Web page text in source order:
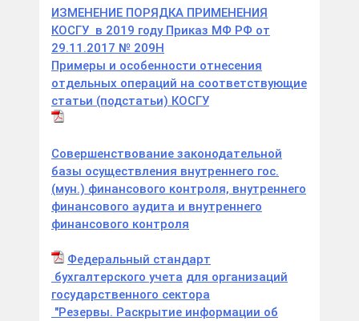
ИЗМЕНЕНИЕ ПОРЯДКА ПРИМЕНЕНИЯ
КОСГУ в 2019 году Приказ МФ РФ от
29.11.2017 № 209Н
Примеры и особенности отнесения
отдельных операций на соответствующие
статьи (подстатьи) КОСГУ
Совершенствование законодательной
базы осуществления внутреннего гос.
(мун.) финансового контроля, внутреннего
финансового аудита и внутреннего
финансового контроля
Федеральный стандарт
бухгалтерского учета для организаций
государственного сектора
"Резервы. Раскрытие информации об